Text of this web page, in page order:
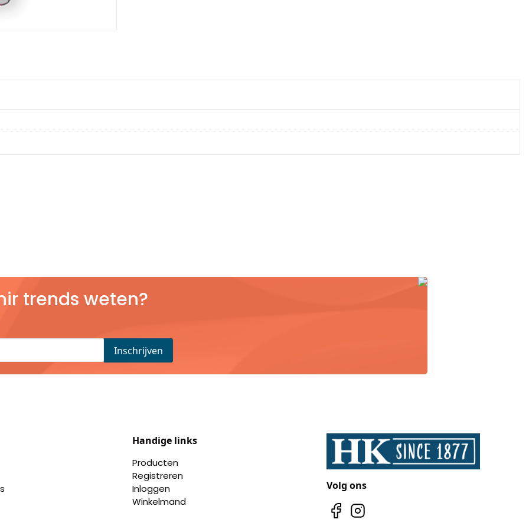
trends weten?
Handige links
Producten
Registreren
Inloggen
Winkelmand
Volg ons